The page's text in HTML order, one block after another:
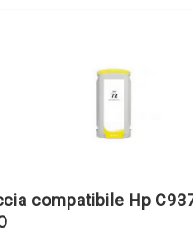
compatibile Hp